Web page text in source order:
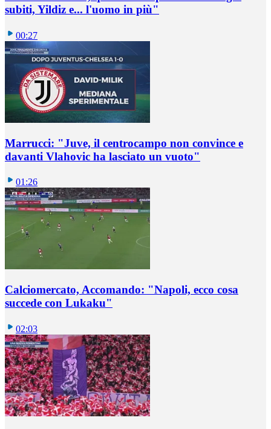
subiti, Yildiz e... l'uomo in più"
00:27
Marrucci: "Juve, il centrocampo non convince e
davanti Vlahovic ha lasciato un vuoto"
01:26
Calciomercato, Accomando: "Napoli, ecco cosa
succede con Lukaku"
02:03